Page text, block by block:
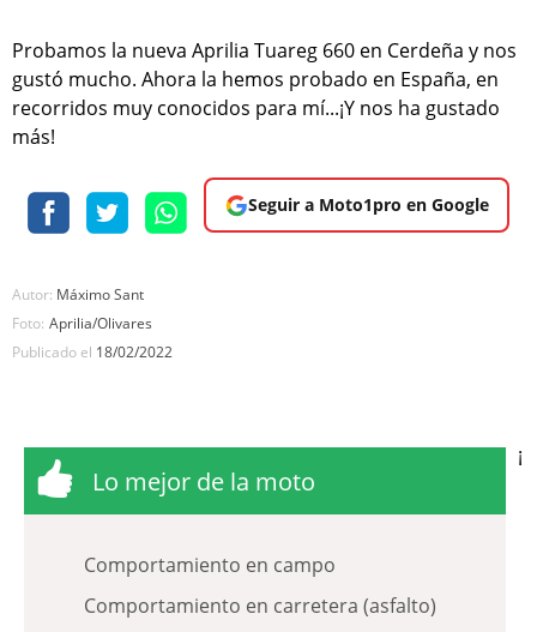
Probamos la nueva Aprilia Tuareg 660 en Cerdeña y nos
gustó mucho. Ahora la hemos probado en España, en
recorridos muy conocidos para mí...¡Y nos ha gustado
más!
Seguir a Moto1pro en Google
Autor: Máximo Sant
Foto: Aprilia/Olivares
Publicado el 18/02/2022
Lo mejor de la moto
Comportamiento en campo
Comportamiento en carretera (asfalto)
¡